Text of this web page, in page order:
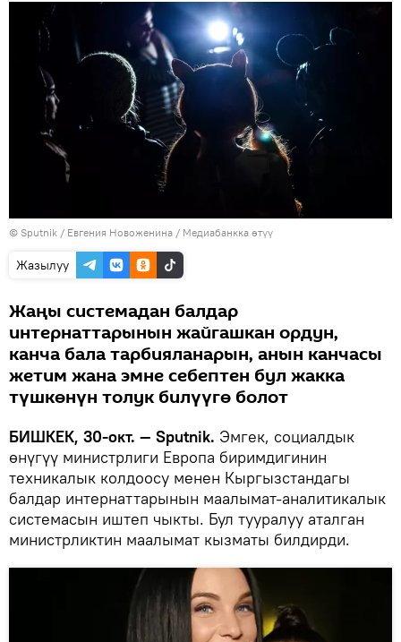
© Sputnik / Евгения Новоженина / Медиабанкка өтүү
Жазылуу
Жаңы системадан балдар
интернаттарынын жайгашкан ордун,
канча бала тарбияланарын, анын канчасы
жетим жана эмне себептен бул жакка
түшкөнүн толук билүүгө болот
БИШКЕК, 30-окт. — Sputnik. Эмгек, социалдык
өнүгүү министрлиги Европа биримдигинин
техникалык колдоосу менен Кыргызстандагы
балдар интернаттарынын маалымат-аналитикалык
системасын иштеп чыкты. Бул тууралуу аталган
министрликтин маалымат кызматы билдирди.